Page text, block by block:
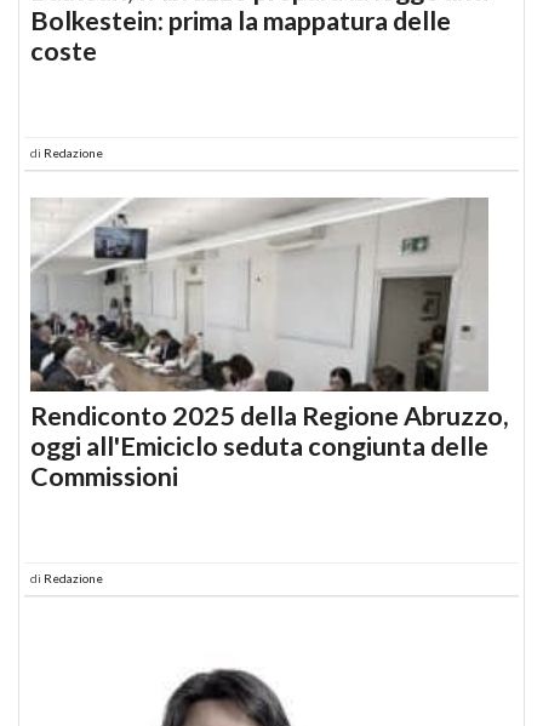
Bolkestein: prima la mappatura delle
coste
di Redazione
Rendiconto 2025 della Regione Abruzzo,
oggi all'Emiciclo seduta congiunta delle
Commissioni
di Redazione